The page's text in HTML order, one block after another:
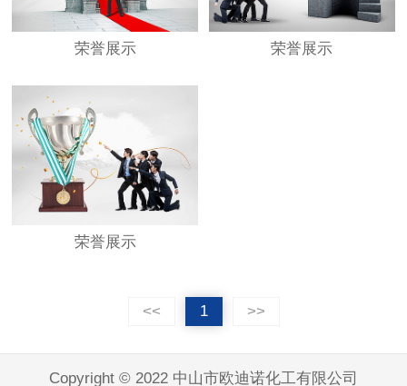
荣誉展示 荣誉展示
荣誉展示
<< 1 >>
Copyright © 2022 中山市欧迪诺化工有限公司